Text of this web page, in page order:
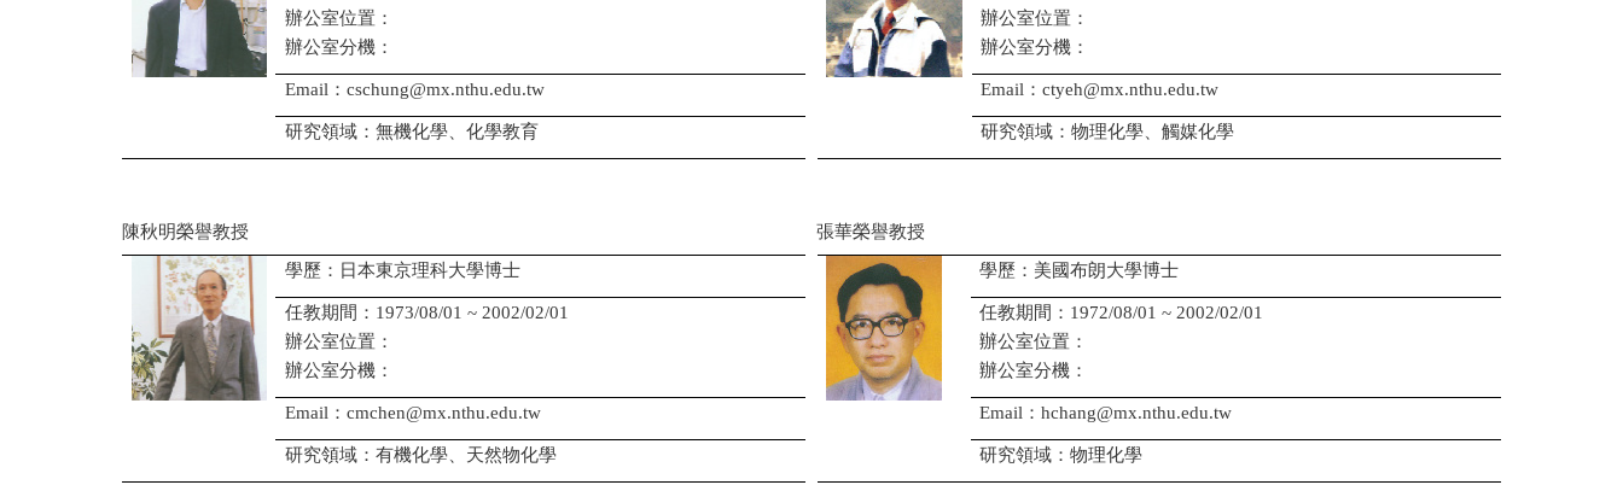
辦公室位置：
辦公室分機：
Email：cschung@mx.nthu.edu.tw
研究領域：無機化學、化學教育
辦公室位置：
辦公室分機：
Email：ctyeh@mx.nthu.edu.tw
研究領域：物理化學、觸媒化學
陳秋明榮譽教授
學歷：日本東京理科大學博士
任教期間：1973/08/01 ~ 2002/02/01
辦公室位置：
辦公室分機：
Email：cmchen@mx.nthu.edu.tw
研究領域：有機化學、天然物化學
張華榮譽教授
學歷：美國布朗大學博士
任教期間：1972/08/01 ~ 2002/02/01
辦公室位置：
辦公室分機：
Email：hchang@mx.nthu.edu.tw
研究領域：物理化學